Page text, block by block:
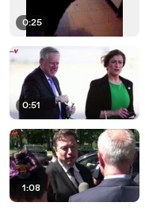
0:25
0:51
1:08